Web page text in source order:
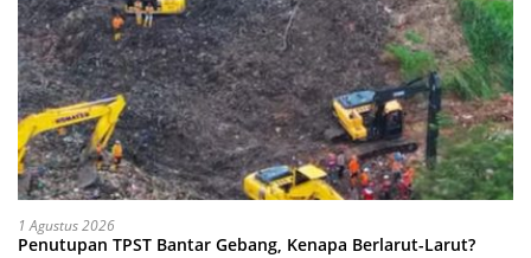
1 Agustus 2026
Penutupan TPST Bantar Gebang, Kenapa Berlarut-Larut?